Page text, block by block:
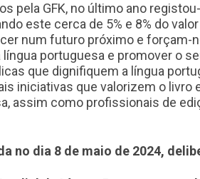
pela GFK, no último ano
este cerca de 5% e 8% do
num futuro próximo e forçam-
portuguesa e promover o
que dignifiquem a língua
iniciativas que valorizem o livro
assim como profissionais de
no dia 8 de maio de 2024,